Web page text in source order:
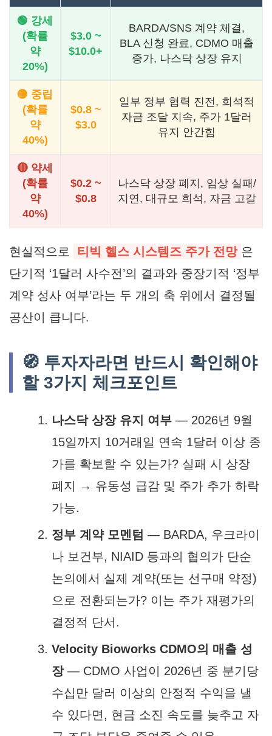
🟢 강세
(확률
약
20%)
$3.0 ~
$10.0+
BARDA/SNS 계약 체결,
BLA 신청 완료, CDMO 매출
증가, 나스닥 상장 유지
🟡 중립
(확률
약
40%)
$0.8 ~
$3.0
일부 정부 협력 진전, 희석적
자금 조달 지속, 주가 1달러
유지 안간힘
🔴 약세
(확률
약
40%)
$0.2 ~
$0.8
나스닥 상장 폐지, 임상 실패/
지연, 대규모 희석, 자금 고갈
현실적으로 티빅 헬스 시스템즈 주가 전망 은
단기적 ‘1달러 사수전’의 결과와 중장기적 ‘정부
계약 성사 여부’라는 두 개의 축 위에서 결정될
공산이 큽니다.
🧭 투자자라면 반드시 확인해야
할 3가지 체크포인트
나스닥 상장 유지 여부 — 2026년 9월
15일까지 10거래일 연속 1달러 이상 종
가를 확보할 수 있는가? 실패 시 상장
폐지 → 유동성 급감 및 주가 추가 하락
가능.
정부 계약 모멘텀 — BARDA, 우크라이
나 보건부, NIAID 등과의 협의가 단순
논의에서 실제 계약(또는 선구매 약정)
으로 전환되는가? 이는 주가 재평가의
결정적 단서.
Velocity Bioworks CDMO의 매출 성
장— CDMO 사업이 2026년 중 분기당
수십만 달러 이상의 안정적 수익을 낼
수 있다면, 현금 소진 속도를 늦추고 자